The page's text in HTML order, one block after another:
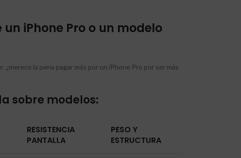
un iPhone Pro o un modelo
la pena pagar más por un iPhone Pro por ser más
sobre modelos:
RESISTENCIA
PANTALLA
PESO Y
ESTRUCTURA